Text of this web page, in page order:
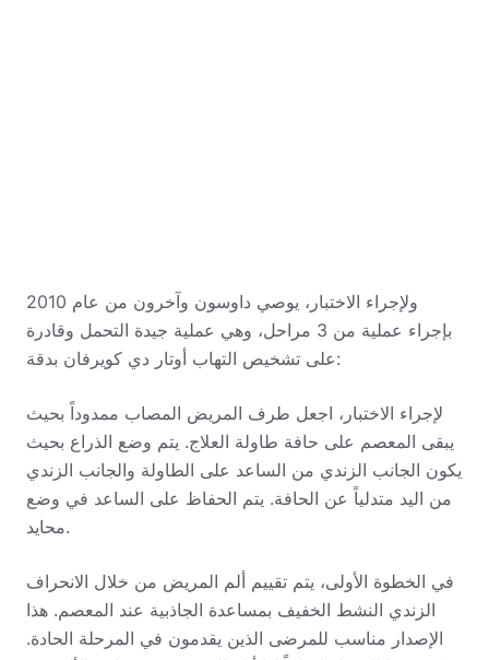
ولإجراء الاختبار، يوصي داوسون وآخرون من عام 2010
بإجراء عملية من 3 مراحل، وهي عملية جيدة التحمل وقادرة
على تشخيص التهاب أوتار دي كويرفان بدقة:
لإجراء الاختبار، اجعل طرف المريض المصاب ممدوداً بحيث
يبقى المعصم على حافة طاولة العلاج. يتم وضع الذراع بحيث
يكون الجانب الزندي من الساعد على الطاولة والجانب الزندي
من اليد متدلياً عن الحافة. يتم الحفاظ على الساعد في وضع
محايد.
في الخطوة الأولى، يتم تقييم ألم المريض من خلال الانحراف
الزندي النشط الخفيف بمساعدة الجاذبية عند المعصم. هذا
الإصدار مناسب للمرضى الذين يقدمون في المرحلة الحادة.